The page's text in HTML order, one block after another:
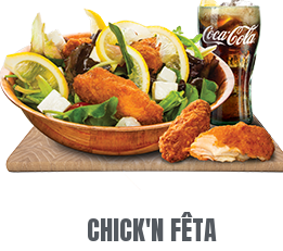
CHICK'N FÊTA